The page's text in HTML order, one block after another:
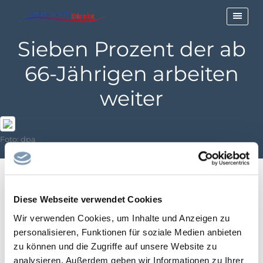
Diese Webseite verwendet Cookies
Wir verwenden Cookies, um Inhalte und Anzeigen zu
personalisieren, Funktionen für soziale Medien anbieten
zu können und die Zugriffe auf unsere Website zu
analysieren. Außerdem geben wir Informationen zu Ihrer
Sieben Prozent der ab
66-Jährigen arbeiten
weiter
Foto: dpa
Viele Menschen arbeiten auch im Rentenalter weiter. «Jeder 15.
im Alter von 66 und älter ist noch erwerbstätig», heißt es in einer
Untersuchung des Deutschen Instituts für Wirtschaftsforschung
(DIW). Bei Männern ist es demnach sogar fast jeder Zehnte. Bei